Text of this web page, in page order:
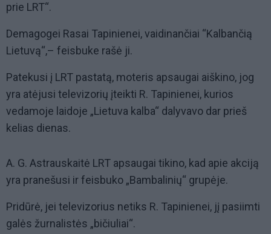
prie LRT“.
Demagogei Rasai Tapinienei, vaidinančiai “Kalbančią
Lietuvą“,– feisbuke rašė ji.
Patekusi į LRT pastatą, moteris apsaugai aiškino, jog
yra atėjusi televizorių įteikti R. Tapinienei, kurios
vedamoje laidoje „Lietuva kalba“ dalyvavo dar prieš
kelias dienas.
A. G. Astrauskaitė LRT apsaugai tikino, kad apie akciją
yra pranešusi ir feisbuko „Bambalinių“ grupėje.
Pridūrė, jei televizorius netiks R. Tapinienei, jį pasiimti
galės žurnalistės „bičiuliai“.